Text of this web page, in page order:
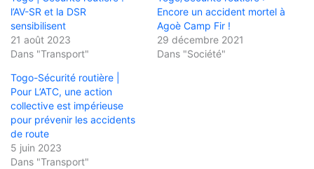
l’AV-SR et la DSR
sensibilisent
21 août 2023
Dans "Transport"
Encore un accident mortel à
Agoè Camp Fir !
29 décembre 2021
Dans "Société"
Togo-Sécurité routière |
Pour L’ATC, une action
collective est impérieuse
pour prévenir les accidents
de route
5 juin 2023
Dans "Transport"